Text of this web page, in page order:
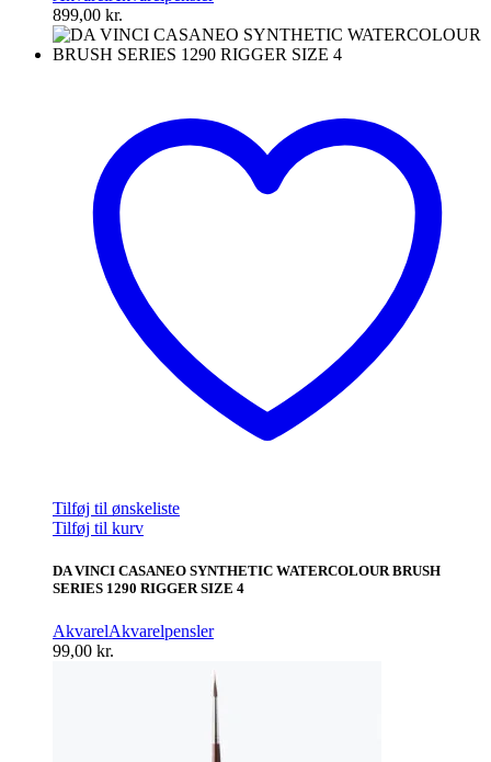
899,00 kr.
Tilføj til ønskeliste
Tilføj til kurv
DA VINCI CASANEO SYNTHETIC WATERCOLOUR BRUSH
SERIES 1290 RIGGER SIZE 4
AkvarelAkvarelpensler
99,00 kr.